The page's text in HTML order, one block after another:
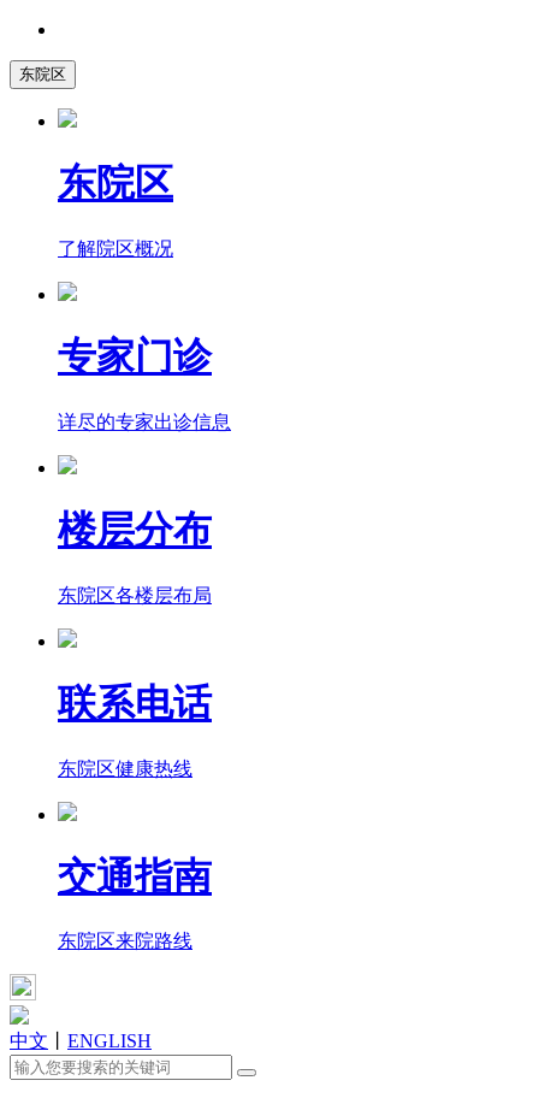
东院区
东院区
了解院区概况
专家门诊
详尽的专家出诊信息
楼层分布
东院区各楼层布局
联系电话
东院区健康热线
交通指南
东院区来院路线
中文 ENGLISH